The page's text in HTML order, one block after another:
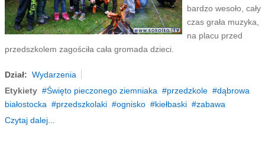
bardzo wesoło, cały
czas grała muzyka,
na placu przed
przedszkolem zagościła cała gromada dzieci.
Dział: Wydarzenia
Etykiety
Święto pieczonego ziemniaka przedzkole
dąbrowa
białostocka
przedszkolaki ognisko kiełbaski
zabawa
Czytaj dalej...